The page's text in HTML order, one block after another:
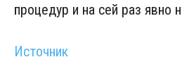
процедур и на сей раз явно
Источник